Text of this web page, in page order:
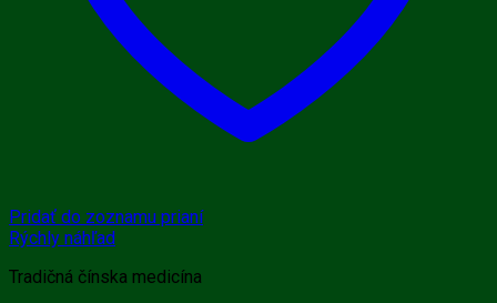
Pridať do zoznamu prianí
Rýchly náhľad
Tradičná čínska medicína